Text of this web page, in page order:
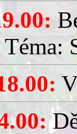
Téma: